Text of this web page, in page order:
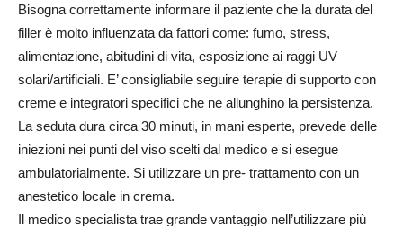
Bisogna correttamente informare il paziente che la durata del
filler è molto influenzata da fattori come: fumo, stress,
alimentazione, abitudini di vita, esposizione ai raggi UV
solari/artificiali. E’ consigliabile seguire terapie di supporto con
creme e integratori specifici che ne allunghino la persistenza.
La seduta dura circa 30 minuti, in mani esperte, prevede delle
iniezioni nei punti del viso scelti dal medico e si esegue
ambulatorialmente. Si utilizzare un pre- trattamento con un
anestetico locale in crema.
Il medico specialista trae grande vantaggio nell’utilizzare più